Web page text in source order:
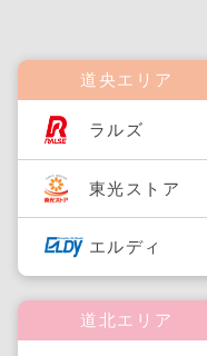
道央エリア
ラルズ
東光ストア
エルディ
道北エリア